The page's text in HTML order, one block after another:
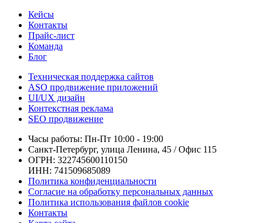
Кейсы
Контакты
Прайс-лист
Команда
Блог
Техническая поддержка сайтов
ASO продвижение приложений
UI/UX дизайн
Контекстная реклама
SEO продвижение
Часы работы: Пн-Пт 10:00 - 19:00
Санкт-Петербург, улица Ленина, 45 / Офис 115
ОГРН: 322745600110150
ИНН: 741509685089
Политика конфиденциальности
Согласие на обработку персональных данных
Политика использования файлов cookie
Контакты